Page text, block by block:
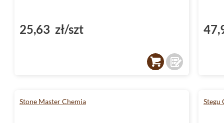
25,63 zł/szt
Stone Master Chemia Stegu